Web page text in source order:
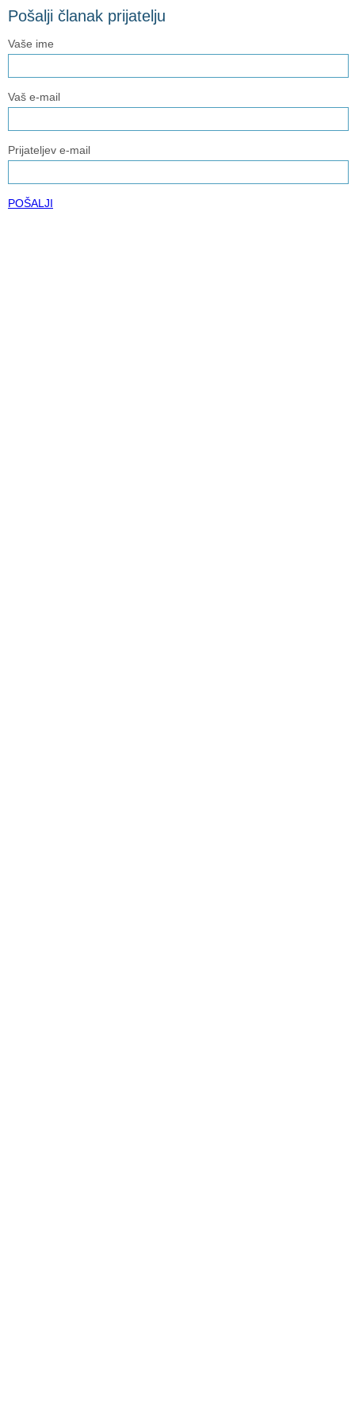
Pošalji članak prijatelju
Vaše ime
Vaš e-mail
Prijateljev e-mail
POŠALJI